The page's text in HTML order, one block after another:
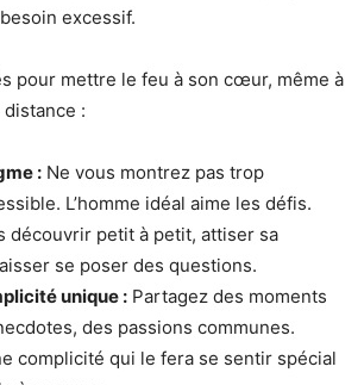
excessif.
pour mettre le feu à son cœur, même à
:
: Ne vous montrez pas trop
L’homme idéal aime les défis.
découvrir petit à petit, attiser sa
se poser des questions.
unique : Partagez des moments
des passions communes.
complicité qui le fera se sentir spécial